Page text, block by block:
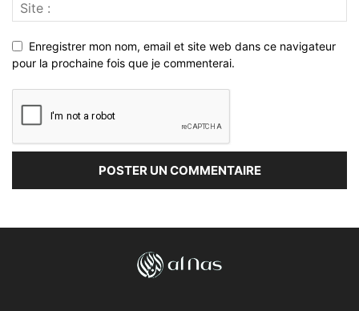
Enregistrer mon nom, email et site web dans ce navigateur
pour la prochaine fois que je commenterai.